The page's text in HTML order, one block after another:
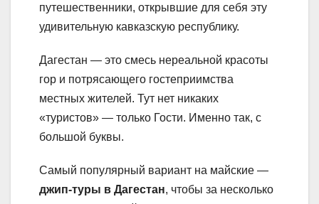
путешественники, открывшие для себя эту
удивительную кавказскую республику.
Дагестан — это смесь нереальной красоты
гор и потрясающего гостеприимства
местных жителей. Тут нет никаких
«туристов» — только Гости. Именно так, с
большой буквы.
Самый популярный вариант на майские —
джип-туры в Дагестан, чтобы за несколько